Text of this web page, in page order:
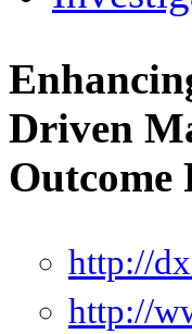
Driven
Outcome
http://
http://